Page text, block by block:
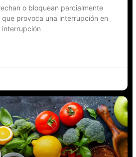
o bloquean parcialmente
provoca una interrupción en
interrupción